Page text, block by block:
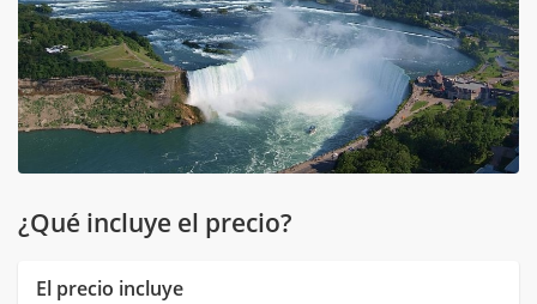
¿Qué incluye el precio?
El precio incluye